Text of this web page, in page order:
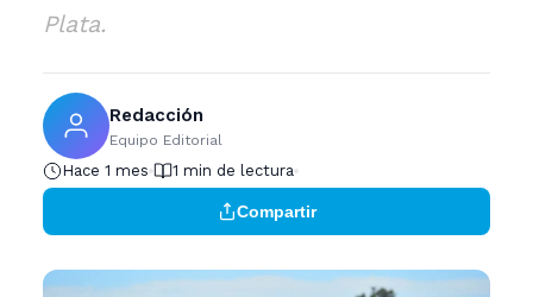
Plata.
Redacción
Equipo Editorial
Hace 1 mes 1 min de lectura
Compartir